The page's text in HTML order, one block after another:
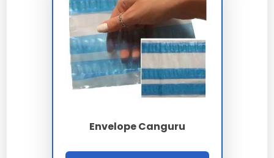
Envelope Canguru